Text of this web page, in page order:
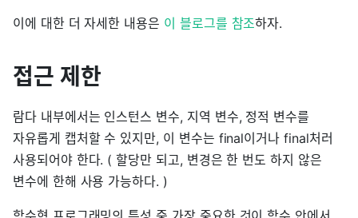
이에 대한 더 자세한 내용은 이 블로그를 참조하자.
접근 제한
람다 내부에서는 인스턴스 변수, 지역 변수, 정적 변수를
자유롭게 캡처할 수 있지만, 이 변수는 final이거나 final처러
사용되어야 한다. ( 할당만 되고, 변경은 한 번도 하지 않은
변수에 한해 사용 가능하다. )